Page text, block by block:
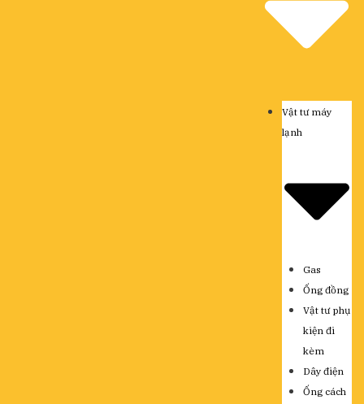
Vật tư máy
lạnh
Gas
Ống đồng
Vật tư phụ
kiện đi
kèm
Dây điện
Ống cách